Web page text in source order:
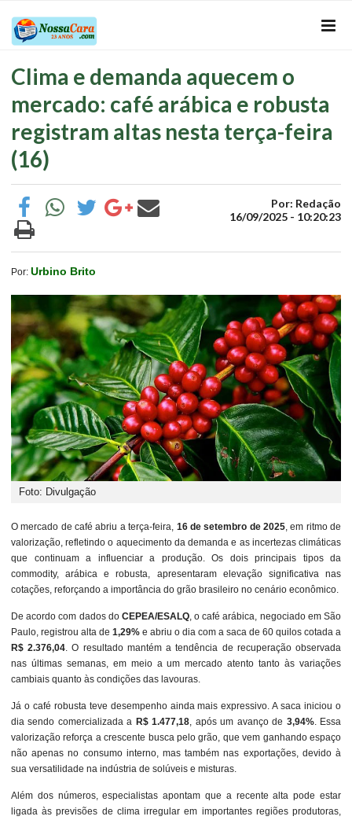
Clima e demanda aquecem o
mercado: café arábica e robusta
registram altas nesta terça-feira
(16)
Por: Redação
16/09/2025 - 10:20:23
Por: Urbino Brito
Foto: Divulgação
O mercado de café abriu a terça-feira, 16 de setembro de 2025, em ritmo de
valorização, refletindo o aquecimento da demanda e as incertezas climáticas
que continuam a influenciar a produção. Os dois principais tipos da
commodity, arábica e robusta, apresentaram elevação significativa nas
cotações, reforçando a importância do grão brasileiro no cenário econômico.
De acordo com dados do CEPEA/ESALQ, o café arábica, negociado em São
Paulo, registrou alta de 1,29% e abriu o dia com a saca de 60 quilos cotada a
R$ 2.376,04 . O resultado mantém a tendência de recuperação observada
nas últimas semanas, em meio a um mercado atento tanto às variações
cambiais quanto às condições das lavouras.
Já o café robusta teve desempenho ainda mais expressivo. A saca iniciou o
dia sendo comercializada a R$ 1.477,18 , após um avanço de 3,94%. Essa
valorização reforça a crescente busca pelo grão, que vem ganhando espaço
não apenas no consumo interno, mas também nas exportações, devido à
sua versatilidade na indústria de solúveis e misturas.
Além dos números, especialistas apontam que a recente alta pode estar
ligada às previsões de clima irregular em importantes regiões produtoras,